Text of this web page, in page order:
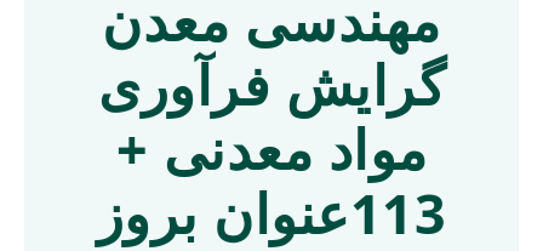
مهندسی معدن
گرایش فرآوری
مواد معدنی +
113عنوان بروز